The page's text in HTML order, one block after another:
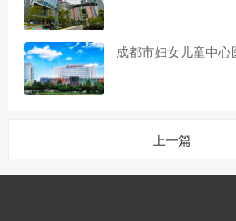
成都市妇女儿童中心
上一篇